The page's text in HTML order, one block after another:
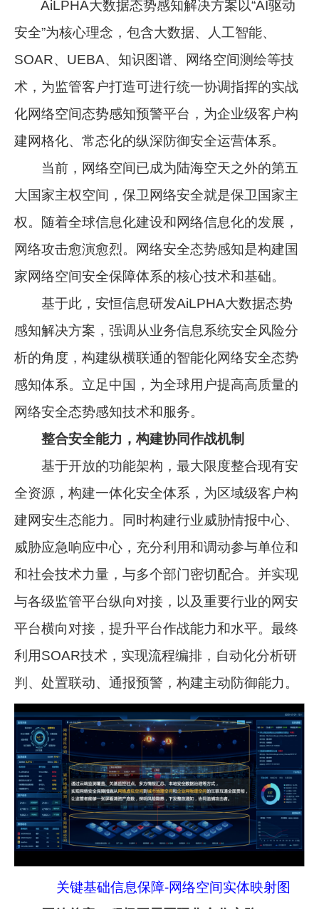
AiLPHA大数据态势感知解决方案以“AI驱动
安全”为核心理念，包含大数据、人工智能、
SOAR、UEBA、知识图谱、网络空间测绘等技
术，为监管客户打造可进行统一协调指挥的实战
化网络空间态势感知预警平台，为企业级客户构
建网格化、常态化的纵深防御安全运营体系。
当前，网络空间已成为陆海空天之外的第五
大国家主权空间，保卫网络安全就是保卫国家主
权。随着全球信息化建设和网络信息化的发展，
网络攻击愈演愈烈。网络安全态势感知是构建国
家网络空间安全保障体系的核心技术和基础。
基于此，安恒信息研发AiLPHA大数据态势
感知解决方案，强调从业务信息系统安全风险分
析的角度，构建纵横联通的智能化网络安全态势
感知体系。立足中国，为全球用户提高高质量的
网络安全态势感知技术和服务。
整合安全能力，构建协同作战机制
基于开放的功能架构，最大限度整合现有安
全资源，构建一体化安全体系，为区域级客户构
建网安生态能力。同时构建行业威胁情报中心、
威胁应急响应中心，充分利用和调动参与单位和
和社会技术力量，与多个部门密切配合。并实现
与各级监管平台纵向对接，以及重要行业的网安
平台横向对接，提升平台作战能力和水平。最终
利用SOAR技术，实现流程编排，自动化分析研
判、处置联动、通报预警，构建主动防御能力。
关键基础信息保障-网络空间实体映射图